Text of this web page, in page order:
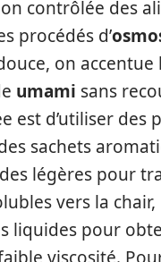
contrôlée des
procédés d’
on accentue
umami sans
est d’utiliser des
sachets
légères pour
vers la
liquides pour